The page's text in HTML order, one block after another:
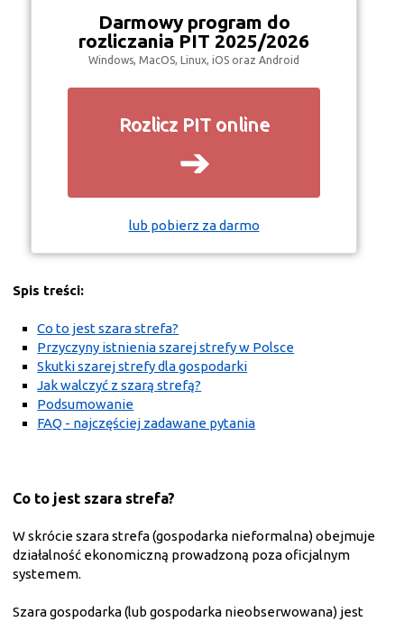
Darmowy program do
rozliczania PIT 2025/2026
Windows, MacOS, Linux, iOS oraz Android
Rozlicz PIT online
➔
lub pobierz za darmo
Spis treści:
Co to jest szara strefa?
Przyczyny istnienia szarej strefy w Polsce
Skutki szarej strefy dla gospodarki
Jak walczyć z szarą strefą?
Podsumowanie
FAQ - najczęściej zadawane pytania
Co to jest szara strefa?
W skrócie szara strefa (gospodarka nieformalna) obejmuje
działalność ekonomiczną prowadzoną poza oficjalnym
systemem.
Szara gospodarka (lub gospodarka nieobserwowana) jest